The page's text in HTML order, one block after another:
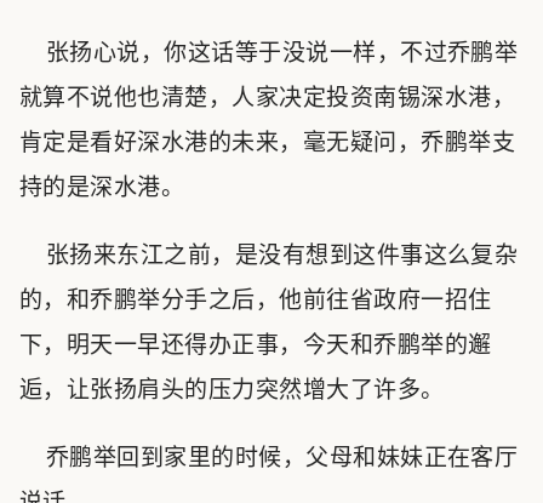
张扬心说，你这话等于没说一样，不过乔鹏举
就算不说他也清楚，人家决定投资南锡深水港，
肯定是看好深水港的未来，毫无疑问，乔鹏举支
持的是深水港。
张扬来东江之前，是没有想到这件事这么复杂
的，和乔鹏举分手之后，他前往省政府一招住
下，明天一早还得办正事，今天和乔鹏举的邂
逅，让张扬肩头的压力突然增大了许多。
乔鹏举回到家里的时候，父母和妹妹正在客厅